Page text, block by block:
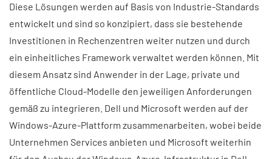
Diese Lösungen werden auf Basis von Industrie-Standards
entwickelt und sind so konzipiert, dass sie bestehende
Investitionen in Rechenzentren weiter nutzen und durch
ein einheitliches Framework verwaltet werden können. Mit
diesem Ansatz sind Anwender in der Lage, private und
öffentliche Cloud-Modelle den jeweiligen Anforderungen
gemäß zu integrieren. Dell und Microsoft werden auf der
Windows-Azure-Plattform zusammenarbeiten, wobei beide
Unternehmen Services anbieten und Microsoft weiterhin